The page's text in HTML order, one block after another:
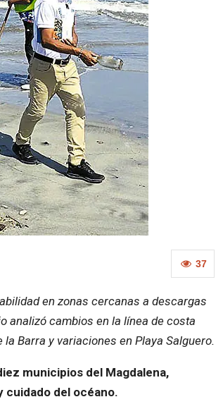
37
en zonas cercanas a descargas
analizó cambios en la línea de costa
Barra y variaciones en Playa Salguero.
municipios del Magdalena,
del océano.